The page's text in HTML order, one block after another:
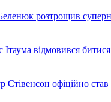
розтрощив
Ітаума відмовився
Стівенсон офіційно